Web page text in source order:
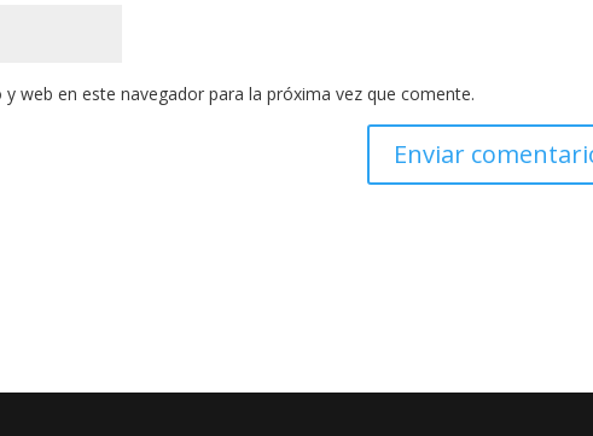
web en este navegador para la próxima vez que comente.